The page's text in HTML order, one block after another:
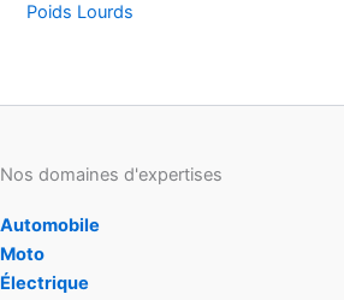
Poids Lourds
Nos domaines d'expertises
Automobile
Moto
Électrique